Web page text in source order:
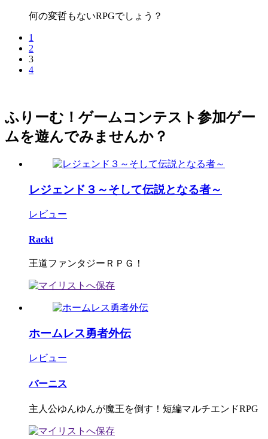
何の変哲もないRPGでしょう？
1
2
3
4
ふりーむ！ゲームコンテスト参加ゲー
ムを遊んでみませんか？
レジェンド３～そして伝説となる者～
レビュー
Rackt
王道ファンタジーＲＰＧ！
ホームレス勇者外伝
レビュー
バーニス
主人公ゆんゆんが魔王を倒す！短編マルチエンドRPG